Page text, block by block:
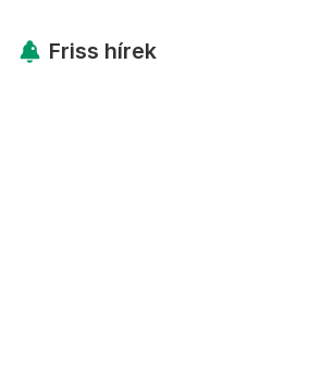
Friss hírek